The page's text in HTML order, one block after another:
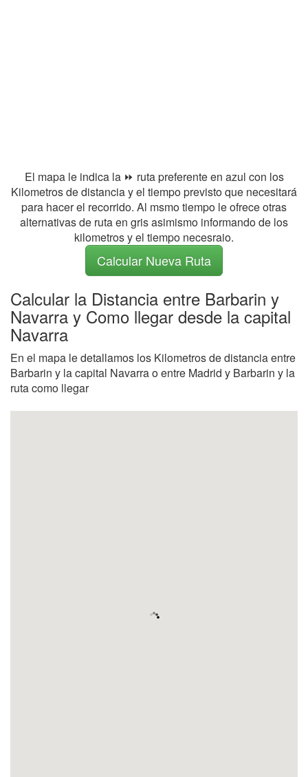
El mapa le indica la ⏩ ruta preferente en azul con los
Kilometros de distancia y el tiempo previsto que necesitará
para hacer el recorrido. Al msmo tiempo le ofrece otras
alternativas de ruta en gris asimismo informando de los
kilometros y el tiempo necesraio.
Calcular Nueva Ruta
Calcular la Distancia entre Barbarin y
Navarra y Como llegar desde la capital
Navarra
En el mapa le detallamos los Kilometros de distancia entre
Barbarin y la capital Navarra o entre Madrid y Barbarin y la
ruta como llegar